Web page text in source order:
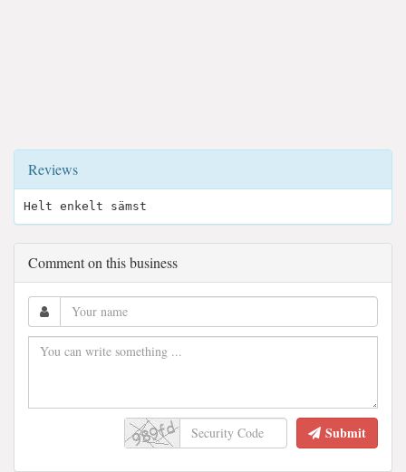
Reviews
Helt enkelt sämst
Comment on this business
Submit